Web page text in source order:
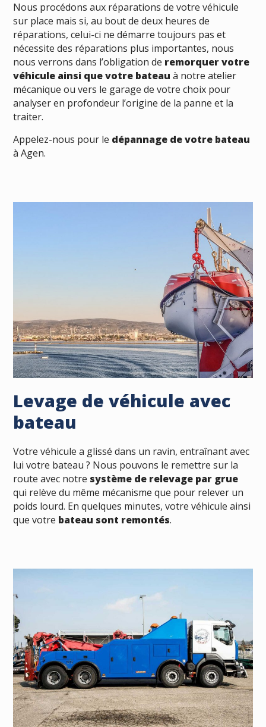
Nous procédons aux réparations de votre véhicule
sur place mais si, au bout de deux heures de
réparations, celui-ci ne démarre toujours pas et
nécessite des réparations plus importantes, nous
nous verrons dans l’obligation de remorquer votre
véhicule ainsi que votre bateau à notre atelier
mécanique ou vers le garage de votre choix pour
analyser en profondeur l’origine de la panne et la
traiter.
Appelez-nous pour le dépannage de votre bateau
à Agen.
Levage de véhicule avec
bateau
Votre véhicule a glissé dans un ravin, entraînant avec
lui votre bateau ? Nous pouvons le remettre sur la
route avec notre système de relevage par grue
qui relève du même mécanisme que pour relever un
poids lourd. En quelques minutes, votre véhicule ainsi
que votre bateau sont remontés.